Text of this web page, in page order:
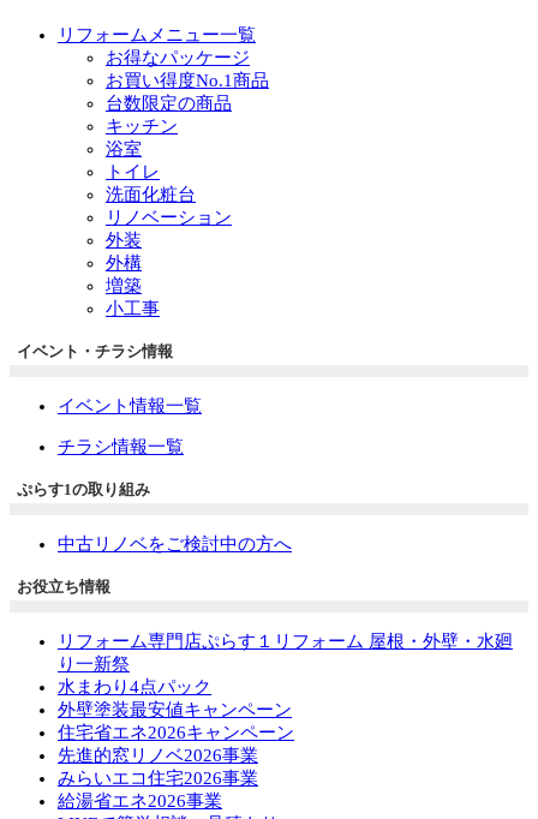
リフォームメニュー一覧
お得なパッケージ
お買い得度No.1商品
台数限定の商品
キッチン
浴室
トイレ
洗面化粧台
リノベーション
外装
外構
増築
小工事
イベント・チラシ情報
イベント情報一覧
チラシ情報一覧
ぷらす1の取り組み
中古リノベをご検討中の方へ
お役立ち情報
リフォーム専門店ぷらす１リフォーム 屋根・外壁・水廻
り一新祭
水まわり4点パック
外壁塗装最安値キャンペーン
住宅省エネ2026キャンペーン
先進的窓リノベ2026事業
みらいエコ住宅2026事業
給湯省エネ2026事業